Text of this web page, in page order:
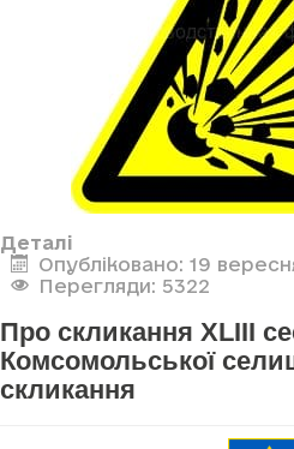
Деталі
Опубліковано: 19
Перегляди: 5322
Про скликання XLIII
Комсомольської
скликання